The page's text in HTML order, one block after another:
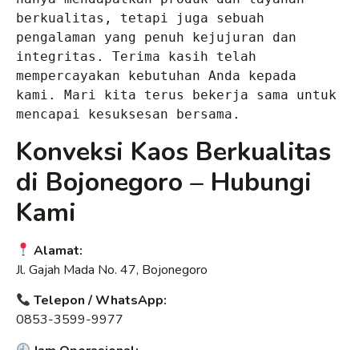
berkualitas, tetapi juga sebuah
pengalaman yang penuh kejujuran dan
integritas. Terima kasih telah
mempercayakan kebutuhan Anda kepada
kami. Mari kita terus bekerja sama untuk
mencapai kesuksesan bersama.
Konveksi Kaos Berkualitas
di Bojonegoro – Hubungi
Kami
Alamat:
Jl. Gajah Mada No. 47, Bojonegoro
Telepon / WhatsApp:
0853-3599-9977